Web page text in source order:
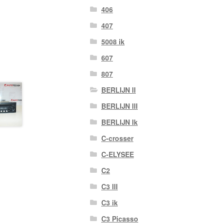
406
407
5008 ik
607
807
BERLIJN II
BERLIJN III
BERLIJN Ik
C-crosser
C-ELYSEE
C2
C3 III
C3 ik
C3 Picasso